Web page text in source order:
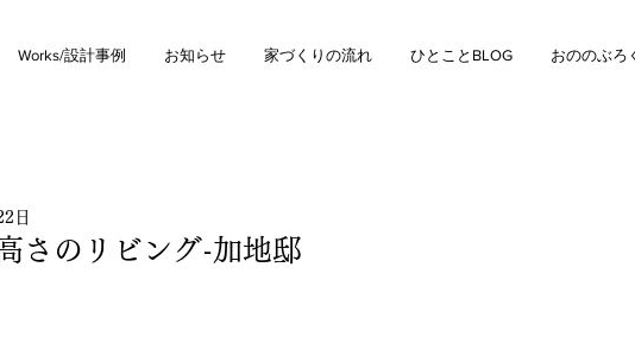
Works/設計事例 お知らせ 家づくりの流れ ひとことBLOG おののぶろ
さのリビング-加地邸
日